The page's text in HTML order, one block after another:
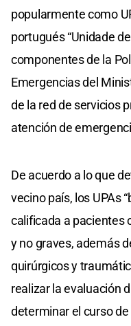
popularmente como
portugués “Unidade
componentes de la
Emergencias del
de la red de servicios
atención de
De acuerdo a lo que
vecino país, los UPAs
calificada a pacientes
y no graves, además
quirúrgicos y
realizar la evaluación
determinar el curso